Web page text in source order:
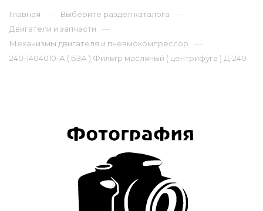
Главная — Выберите раздел каталога —
Двигатели и запчасти —
Механизмы двигателя и пневмокомпрессор —
240-1404010-А ( БЗА ) Фильтр масляный ( центрифуга ) Д-240